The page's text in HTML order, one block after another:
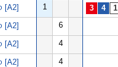
[A2] 1
[A2] 6
[A2] 4
[A2] 4